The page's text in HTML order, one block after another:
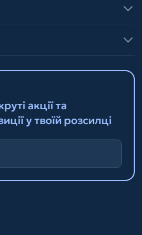
акції та
у твоїй розсилці